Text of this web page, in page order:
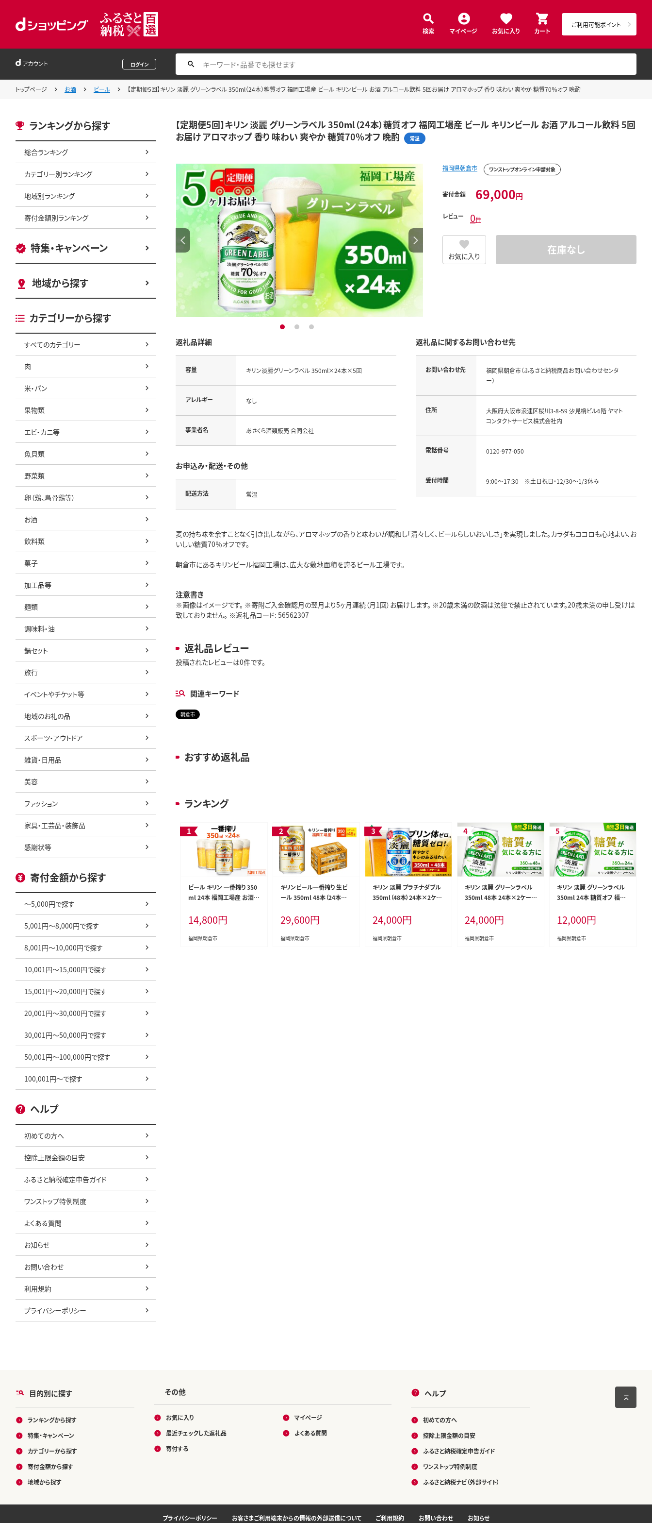
検索 マイページ お気に入り カート
ご利用可能ポイント
アカウント ログイン
トップページ お酒 ビール 【定期便5回】キリン 淡麗 グリーンラベル 350ml（24本）糖質オフ 福岡工場産 ビール キリンビール お酒 アルコール飲料 5回お届け アロマホップ 香り 味わい 爽やか 糖質70％オフ 晩酌
ランキングから探す
総合ランキング
カテゴリー別ランキング
地域別ランキング
寄付金額別ランキング
特集・キャンペーン
地域から探す
カテゴリーから探す
すべてのカテゴリー
肉
米・パン
果物類
エビ・カニ等
魚貝類
野菜類
卵（鶏、烏骨鶏等）
お酒
飲料類
菓子
加工品等
麺類
調味料・油
鍋セット
旅行
イベントやチケット等
地域のお礼の品
スポーツ・アウトドア
雑貨・日用品
美容
ファッション
家具・工芸品・装飾品
感謝状等
寄付金額から探す
～5,000円で探す
5,001円～8,000円で探す
8,001円～10,000円で探す
10,001円～15,000円で探す
15,001円～20,000円で探す
20,001円～30,000円で探す
30,001円～50,000円で探す
50,001円～100,000円で探す
100,001円～で探す
ヘルプ
初めての方へ
控除上限金額の目安
ふるさと納税確定申告ガイド
ワンストップ特例制度
よくある質問
お知らせ
お問い合わせ
利用規約
プライバシーポリシー
【定期便5回】キリン 淡麗 グリーンラベル 350ml（24本）糖質オフ 福岡工場産 ビール キリンビール お酒 アルコール飲料 5回
お届け アロマホップ 香り 味わい 爽やか 糖質70％オフ 晩酌
常温
1 2 3
福岡県朝倉市 ワンストップオンライン申請対象
寄付金額 69,000円
レビュー 0件
お気に入り 在庫なし
返礼品詳細
容量 キリン淡麗グリーンラベル 350ml×24本×5回
アレルギー なし
事業者名 あさくら酒類販売 合同会社
お申込み・配送・その他
配送方法 常温
返礼品に関するお問い合わせ先
お問い合わせ先
福岡県朝倉市（ふるさと納税商品お問い合わせセンタ
ー）
住所
大阪府大阪市浪速区桜川3-8-59 汐見橋ビル6階 ヤマト
コンタクトサービス株式会社内
電話番号 0120-977-050
受付時間 9:00～17:30 ※土日祝日・12/30～1/3休み
麦の持ち味を余すことなく引き出しながら、アロマホップの香りと味わいが調和し「清々しく、ビールらしいおいしさ」を実現しました。カラダもココロも心地よい、お
いしい糖質70％オフです。
朝倉市にあるキリンビール福岡工場は、広大な敷地面積を誇るビール工場です。
注意書き
※画像はイメージです。 ※寄附ご入金確認月の翌月より5ヶ月連続（月1回）お届けします。 ※20歳未満の飲酒は法律で禁止されています。20歳未満の申し受けは
致しておりません。 ※返礼品コード: 56562307
返礼品レビュー
投稿されたレビューは0件です。
関連キーワード
朝倉市
おすすめ返礼品
ランキング
ビール キリン 一番搾り 350
ml 24本 福岡工場産 お酒
ール ギフト 内祝い ケース
一番搾り麦汁 麦100％ すみ
きった味わい
14,800円
福岡県朝倉市
キリンビール一番搾り 生ビ
ール 350ml 48本（24本×2
ルコール飲料 48本入り キリ
ン一番搾り 1週間以内 発送
29,600円
福岡県朝倉市
キリン 淡麗 プラチナダブル
350ml（48本）24本×2ケー
場産 ビール キリンビール お
酒 アルコール 酵母 抑制 発
酵制御技術 飲みごたえ 爽快
24,000円
福岡県朝倉市
キリン 淡麗 グリーンラベル
350ml 48本 24本×2ケース
ビール キリンビール 発泡酒
送料無料 ギフト 内祝い
24,000円
福岡県朝倉市
キリン 淡麗 グリーンラベル
350ml 24本 糖質オフ 福岡
ール 発泡酒 送料無料 ギフ
ト 内祝い ケース
12,000円
福岡県朝倉市
目的別に探す
ランキングから探す
特集・キャンペーン
カテゴリーから探す
寄付金額から探す
地域から探す
その他
お気に入り
最近チェックした返礼品
寄付する
マイページ
よくある質問
ヘルプ
初めての方へ
控除上限金額の目安
ふるさと納税確定申告ガイド
ワンストップ特例制度
ふるさと納税ナビ（外部サイト）
プライバシーポリシー お客さまご利用端末からの情報の外部送信について ご利用規約 お問い合わせ お知らせ